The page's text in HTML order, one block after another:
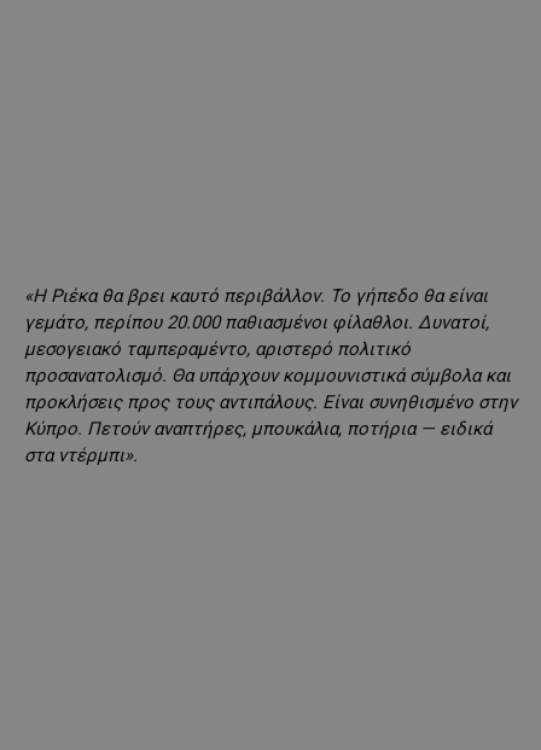
«Η Ριέκα θα βρει καυτό περιβάλλον. Το γήπεδο θα είναι
γεμάτο, περίπου 20.000 παθιασμένοι φίλαθλοι. Δυνατοί,
μεσογειακό ταμπεραμέντο, αριστερό πολιτικό
προσανατολισμό. Θα υπάρχουν κομμουνιστικά σύμβολα και
προκλήσεις προς τους αντιπάλους. Είναι συνηθισμένο στην
Κύπρο. Πετούν αναπτήρες, μπουκάλια, ποτήρια — ειδικά
στα ντέρμπι».